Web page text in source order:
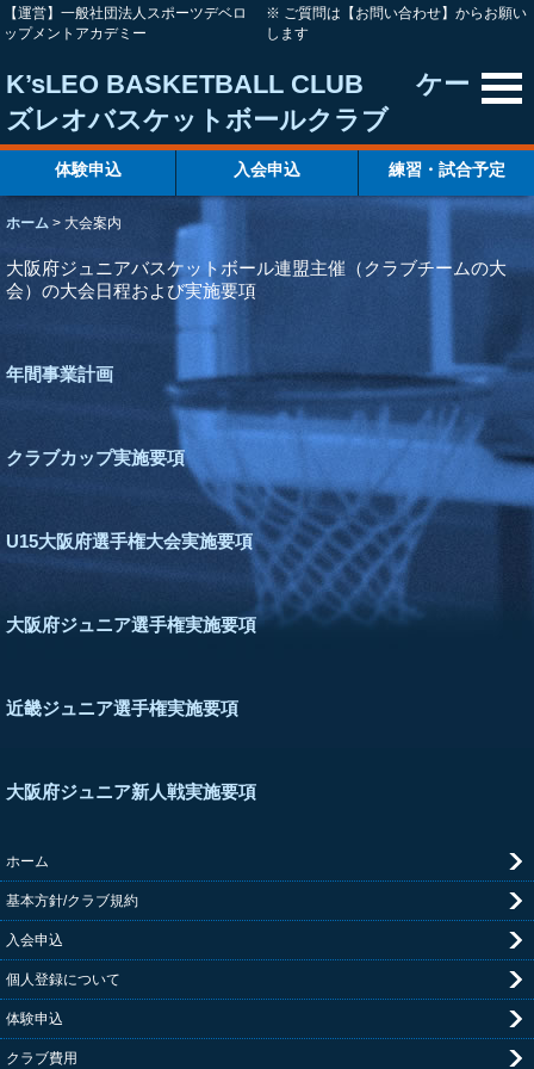
【運営】一般社団法人スポーツデベロ
ップメントアカデミー
※ ご質問は【お問い合わせ】からお願い
します
K’sLEO BASKETBALL CLUB ケー
ズレオバスケットボールクラブ
体験申込 入会申込 練習・試合予定
ホーム > 大会案内
大阪府ジュニアバスケットボール連盟主催（クラブチームの大
会）の大会日程および実施要項
年間事業計画
クラブカップ実施要項
U15大阪府選手権大会実施要項
大阪府ジュニア選手権実施要項
近畿ジュニア選手権実施要項
大阪府ジュニア新人戦実施要項
ホーム
基本方針/クラブ規約
入会申込
個人登録について
体験申込
クラブ費用